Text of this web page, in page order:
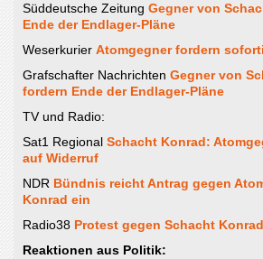
Süddeutsche Zeitung Gegner von
Ende der Endlager-Pläne
Weserkurier Atomgegner fordern
Grafschafter Nachrichten Gegner von
fordern Ende der Endlager-Pläne
TV und Radio:
Sat1 Regional Schacht Konrad:
auf Widerruf
NDR Bündnis reicht Antrag gegen
Konrad ein
Radio38 Protest gegen Schacht
Reaktionen aus Politik: